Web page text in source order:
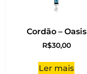
Cordão – Oasis
R$30,00
Ler mais